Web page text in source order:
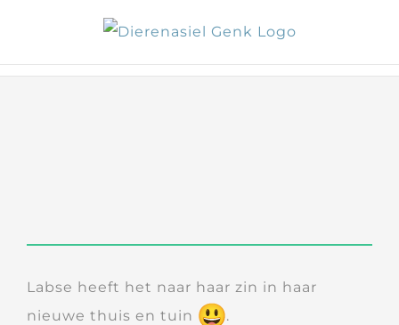
content
Labse heeft het naar haar zin in haar
nieuwe thuis en tuin
.